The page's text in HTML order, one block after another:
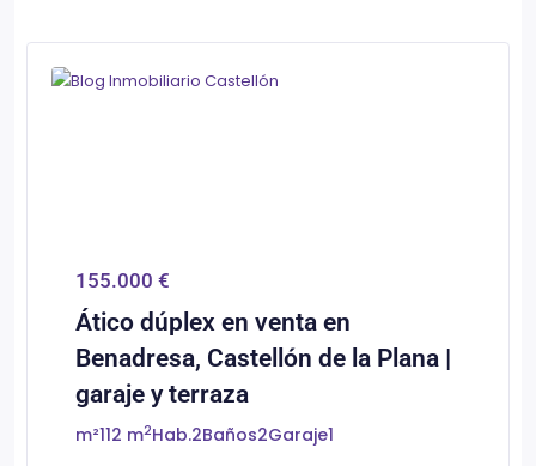
0 Castellón/Castelló
155.000 €
Ático dúplex en venta en
Benadresa, Castellón de la Plana |
garaje y terraza
m²112 m2Hab.2Baños2Garaje1